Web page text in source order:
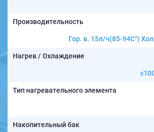
Производительность
Гор. в. 15л/ч(85-94C°)
Нагрев / Охлаждение
Тип нагревательного элемента
Накопительный бак